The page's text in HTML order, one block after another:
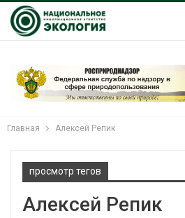
Главная Алексей Репик
просмотр тегов
Алексей Репик